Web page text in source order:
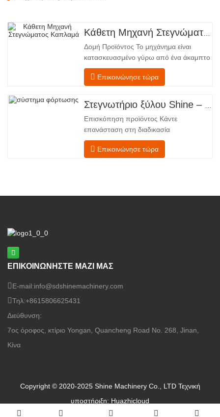
Κάθετη Μηχανή Στεγνώματος Καπλαμά
Δομή Προϊόντος Το μηχάνημα είναι
κατασκευασμένο γύρω από ένα άκαμπτο
χαλύβδινο πλαίσιο που υποστηρίζει
τέσσερις ενσωματωμένες λειτουργικές
από την τροφοδοσία έως την
εκφόρτωση. Τμήμα Τροφοδοσίας –
Εξοπλισμένο με έναν μεταφορέα
τροφοδοσίας και έναν μηχανισμό
Επικοινώνησε τώρα
Στεγνωτήριο ξύλου Shine – Πλήρες πρότυπο μεταφόρτωσης προϊόντος
Επισκόπηση προϊόντος Κάντε
επανάσταση στη διαδικασία
στεγνώματος του καπλαμά σας με την
προηγμένη τεχνολογία Shenghuai Ο
επεξεργασίας. Σχεδιασμένο για
Επικοινώνησε τώρα
ΕΠΙΚΟΙΝΩΝΗΣΤΕ ΜΑΖΙ ΜΑΣ
E-mail:info@sdshinemachinery.com
Τηλ:+8615806625431
Διεύθυνση:
7ος όροφος, κτίριο Yongan, Quancheng Road No. 268, Jinan,
Κίνα
Copyright © 2020-2025 Shine Machinery Co., LTD Τεχνική
υποστήριξη: Huazhicloud